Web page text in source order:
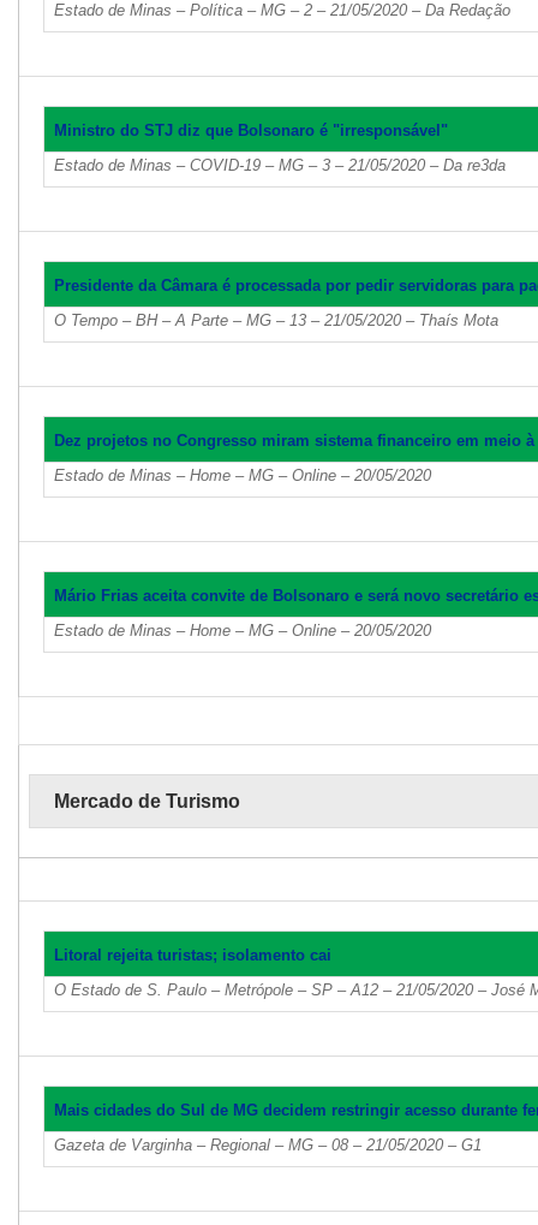
Estado de Minas – Política – MG – 2 – 21/05/2020 – Da Redação
Ministro do STJ diz que Bolsonaro é "irresponsável"
Estado de Minas – COVID-19 – MG – 3 – 21/05/2020 – Da re3da
Presidente da Câmara é processada por pedir servidoras para
O Tempo – BH – A Parte – MG – 13 – 21/05/2020 – Thaís Mota
Dez projetos no Congresso miram sistema financeiro em meio
Estado de Minas – Home – MG – Online – 20/05/2020
Mário Frias aceita convite de Bolsonaro e será novo secretário
Estado de Minas – Home – MG – Online – 20/05/2020
Mercado de Turismo
Litoral rejeita turistas; isolamento cai
O Estado de S. Paulo – Metrópole – SP – A12 – 21/05/2020 – José
Mais cidades do Sul de MG decidem restringir acesso durante
Gazeta de Varginha – Regional – MG – 08 – 21/05/2020 – G1